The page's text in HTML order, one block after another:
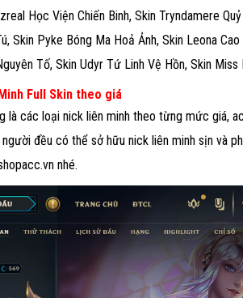
Học Viện Chiến Binh, Skin Tryndamere
Skin Pyke Bóng Ma Hoả Ảnh, Skin Leona
Tố, Skin Udyr Tứ Linh Vệ Hồn, Skin Miss
Full Skin theo giá
là các loại nick liên minh theo từng mức giá,
đều có thể sở hữu nick liên minh sịn và
nhé.